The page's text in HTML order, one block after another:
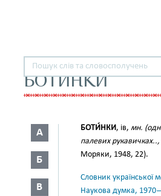
БОТИНКИ
А
Б
В
БОТИ́НКИ, ів, мн.
палевих рукавичках..,
Моряки, 1948, 22).
Словник української
Наукова думка,